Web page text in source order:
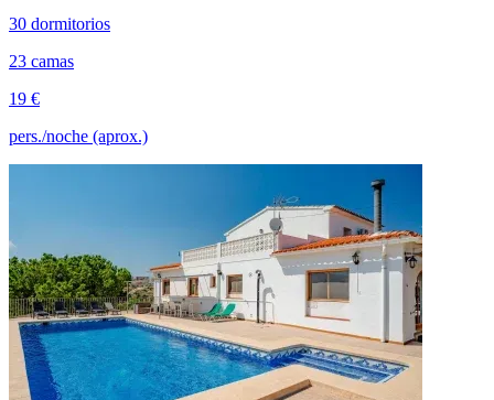
30 dormitorios
23 camas
19 €
pers./noche (aprox.)